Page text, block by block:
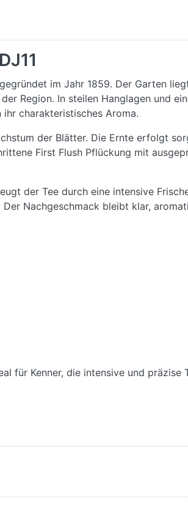
im Jahr 1859. Der Garten
Region. In steilen Hanglagen und
charakteristisches Aroma.
der Blätter. Die Ernte erfolgt
First Flush Pflückung mit
der Tee durch eine intensive
Nachgeschmack bleibt klar,
für Kenner, die intensive und präzise